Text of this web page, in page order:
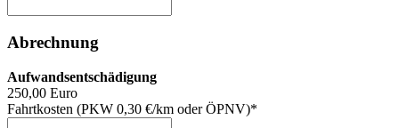
Punkt
Abrechnung
Aufwandsentschädigung
250,00 Euro
Fahrtkosten (PKW 0,30 €/km oder ÖPNV)*